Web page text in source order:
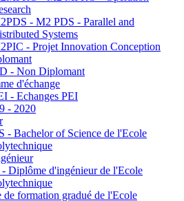
- M2 PDS - Parallel and
Systems
- Projet Innovation Conception
- Non Diplomant
d'échange
- Echanges PEI
- 2020
- Bachelor of Science de l'Ecole
Diplôme d'ingénieur de l'Ecole
de formation gradué de l'Ecole